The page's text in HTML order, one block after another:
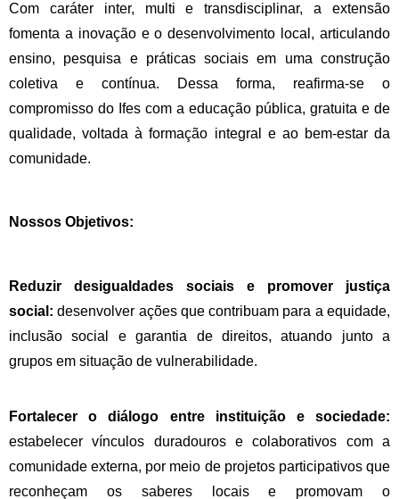
Com caráter inter, multi e transdisciplinar, a extensão
fomenta a inovação e o desenvolvimento local, articulando
ensino, pesquisa e práticas sociais em uma construção
coletiva e contínua. Dessa forma, reafirma-se o
compromisso do Ifes com a educação pública, gratuita e de
qualidade, voltada à formação integral e ao bem-estar da
comunidade.
Nossos Objetivos:
Reduzir desigualdades sociais e promover justiça
social:desenvolver ações que contribuam para a equidade,
inclusão social e garantia de direitos, atuando junto a
grupos em situação de vulnerabilidade.
Fortalecer o diálogo entre instituição e sociedade:
estabelecer vínculos duradouros e colaborativos com a
comunidade externa, por meio de projetos participativos que
reconheçam os saberes locais e promovam o